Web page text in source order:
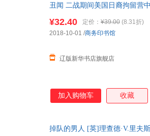
丑闻 二战期间美国日裔拘留营
¥32.40 定价： ¥39.00 (8.31折)
辽版新华书店旗舰店
2018-10-01 /商务印书馆
加入购物车 收藏
掉队的男人 [英]理查德·V.里夫斯